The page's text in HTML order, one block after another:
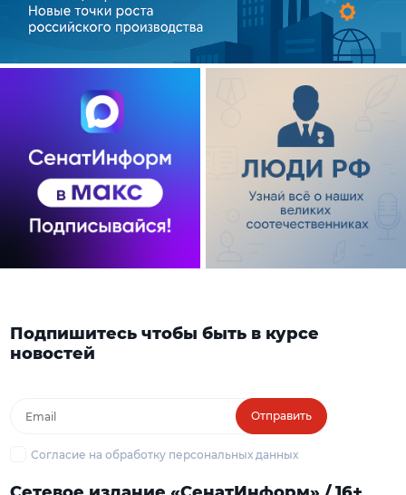
Подпишитесь чтобы быть в курсе
новостей
Отправить
Согласие на обработку персональных данных